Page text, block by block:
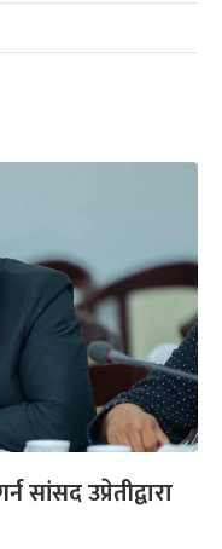
सांसद उप्रेतीद्वारा